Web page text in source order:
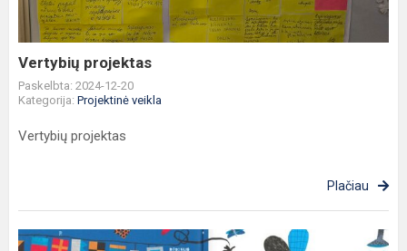
Vertybių projektas
Paskelbta: 2024-12-20
Kategorija: Projektinė veikla
Vertybių projektas
Plačiau
Projektas